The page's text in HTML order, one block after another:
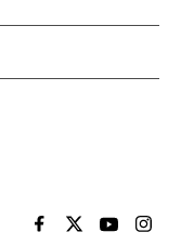
EL PAÍS BRASIL EN
EL PAÍSEL PAÍS
EL